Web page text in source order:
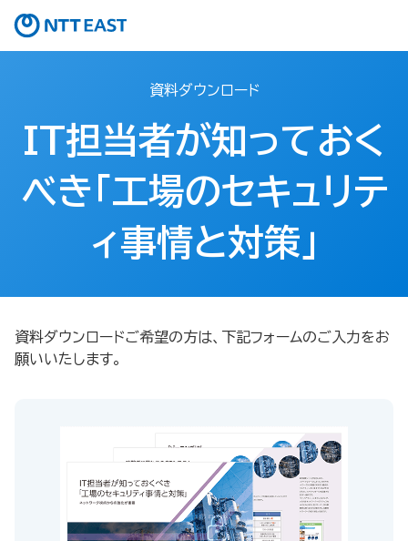
資料ダウンロード
IT担当者が知っておく
べき「工場のセキュリテ
ィ事情と対策」
資料ダウンロードご希望の方は、下記フォームのご入力をお
願いいたします。